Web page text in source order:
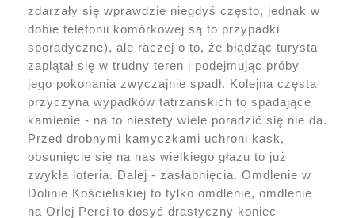
zdarzały się wprawdzie niegdyś często, jednak w
dobie telefonii komórkowej są to przypadki
sporadyczne), ale raczej o to, że błądząc turysta
zaplątał się w trudny teren i podejmując próby
jego pokonania zwyczajnie spadł. Kolejna częsta
przyczyna wypadków tatrzańskich to spadające
kamienie - na to niestety wiele poradzić się nie da.
Przed drobnymi kamyczkami uchroni kask,
obsunięcie się na nas wielkiego głazu to już
zwykła loteria. Dalej - zasłabnięcia. Omdlenie w
Dolinie Kościeliskiej to tylko omdlenie, omdlenie
na Orlej Perci to dosyć drastyczny koniec